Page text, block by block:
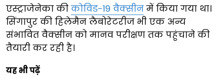
एस्ट्राजेनेका की कोविड-19 वैक्सीन में किया गया था।
सिंगापुर की हिलेमैन लैबोरेटरीज भी एक अन्य
संभावित वैक्सीन को मानव परीक्षण तक पहुंचाने की
तैयारी कर रही है।
यह भी पढ़ें